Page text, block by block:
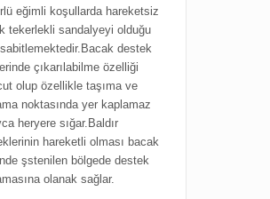
eğimli koşullarda hareketsiz
tekerlekli sandalyeyi olduğu
destek
çıkarılabilme özelliği
olup özellikle taşıma ve
noktasında yer kaplamaz
heryere sığar.Baldır
hareketli olması bacak
şstenilen bölgede destek
olanak sağlar.